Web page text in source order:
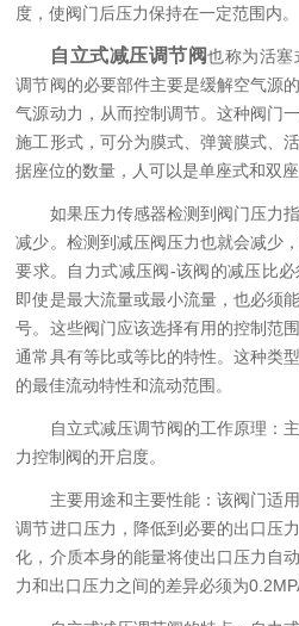
度，使阀门后压力保持在一定范围内。
自立式减压调节阀也称为活塞
调节阀的必要部件主要是缓解空气源
气源动力，从而控制调节。这种阀门
施工形式，可分为膜式、弹簧膜式、
据座位的数量，人可以是单座式和双座
如果压力传感器检测到阀门压力指
减少。检测到减压阀压力也就会减少
要求。自力式减压阀-该阀的减压比必
即使是最大流量或最小流量，也必须
号。这些阀门应该选择有用的控制范
通常具有等比或等比的特性。这种类
的最佳流动特性和流动范围。
自立式减压调节阀的工作原理：主
力控制阀的开启度。
主要用途和主要性能：该阀门适用
调节进口压力，降低到必要的出口压
化，介质本身的能量将使出口压力自
力和出口压力之间的差异必须为